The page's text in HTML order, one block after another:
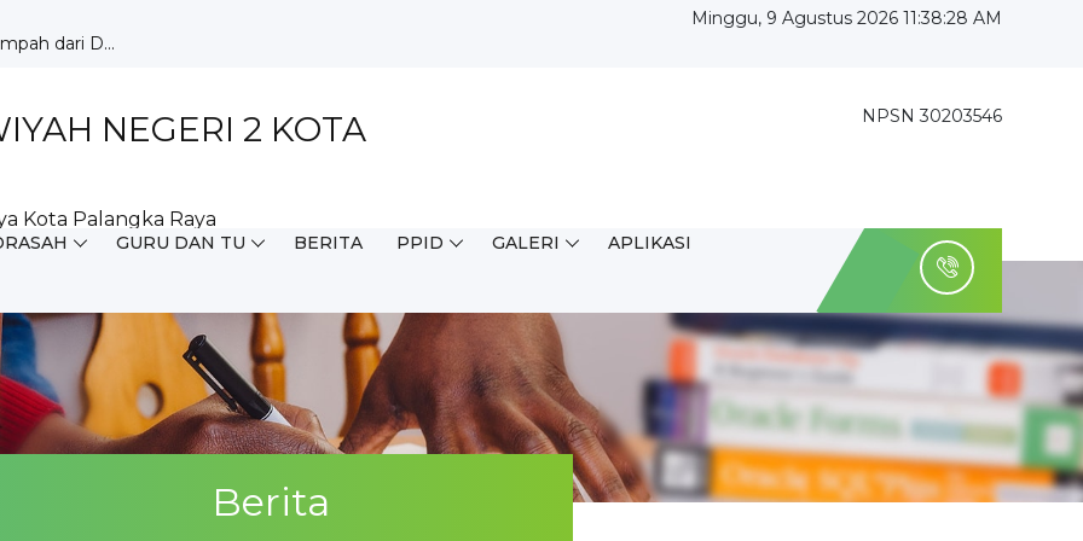
d...
HUT ...
Ku...
di ...
...
pada O...
dari D...
Minggu, 9 Agustus 2026 11:38:29 AM
NEGERI 2 KOTA
Kota Palangka Raya
NPSN 30203546
GURU DAN TU BERITA PPID GALERI APLIKASI
Berita